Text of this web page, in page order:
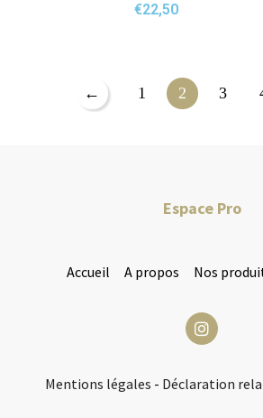
€22,50
← 1 2 3
Espace Pro
Accueil A propos Nos
Mentions légales - Déclaration